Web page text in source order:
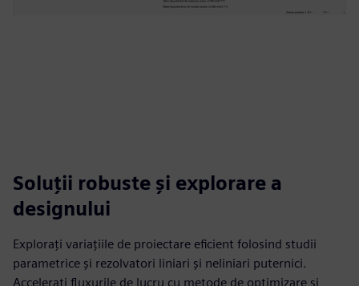
Soluții robuste și explorare a
designului
Explorați variațiile de proiectare eficient folosind studii
parametrice și rezolvatori liniari și neliniari puternici.
Accelerați fluxurile de lucru cu metode de optimizare și